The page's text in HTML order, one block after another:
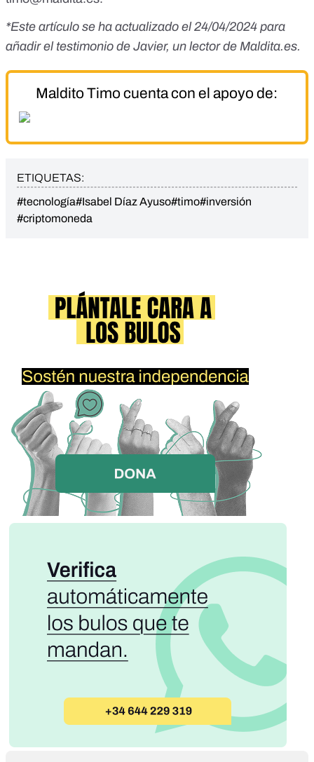
*Este artículo se ha actualizado el 24/04/2024 para
añadir el testimonio de Javier, un lector de Maldita.es.
Maldito Timo cuenta con el apoyo de:
ETIQUETAS:
#tecnología#Isabel Díaz Ayuso#timo#inversión
#criptomoneda